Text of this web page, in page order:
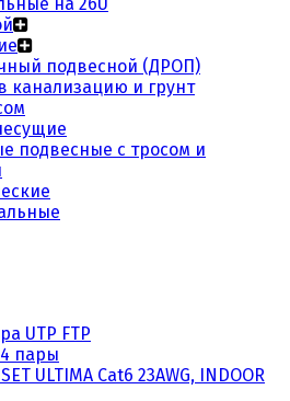
подвесной (ДРОП)
канализацию и грунт
подвесные с тросом и
UTP FTP
пары
ULTIMA Cat6 23AWG, INDOOR